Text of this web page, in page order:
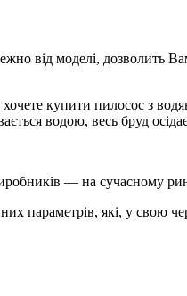
від моделі, дозволить
купити пилосос з
водою, весь бруд
— на сучасному
параметрів, які, у свою